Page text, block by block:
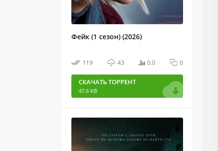
Фейк (1 сезон) (2026)
119 43 0.0 0
СКАЧАТЬ ТОРРЕНТ
47.6 KB